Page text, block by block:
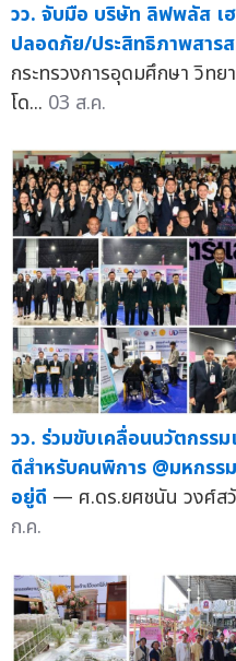
วว. จับมือ บริษัท ลิฟพลัส เ
ปลอดภัย/ประสิทธิภาพสา
กระทรวงการอุดมศึกษา วิท
โด... 03 ส.ค.
วว. ร่วมขับเคลื่อนนวัตกรร
ดีสำหรับคนพิการ @มหกร
อยู่ดี — ศ.ดร.ยศชนัน วงศ์ส
ก.ค.